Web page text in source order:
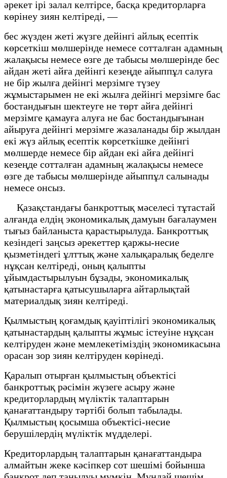
әрекет ірі залал келтірсе, басқа кредиторларға
көрінеу зиян келтіреді, —
бес жүзден жеті жүзге дейінгі айлық есептік
көрсеткіш мөлшерінде немесе сотталған адамның
жалақысы немесе өзге де табысы мөлшерінде бес
айдан жеті айға дейінгі кезеңде айыппұл салуға
не бір жылға дейінгі мерзімге түзеу
жұмыстарымен не екі жылға дейінгі мерзімге бас
бостандығын шектеуге не төрт айға дейінгі
мерзімге қамауға алуға не бас бостандығынан
айыруға дейінгі мерзімге жазаланады бір жылдан
екі жүз айлық есептік көрсеткішке дейінгі
мөлшерде немесе бір айдан екі айға дейінгі
кезеңде сотталған адамның жалақысы немесе
өзге де табысы мөлшерінде айыппұл салынады
немесе онсыз.
Қазақстандағы банкроттық мәселесі тұтастай
алғанда елдің экономикалық дамуын бағалаумен
тығыз байланыста қарастырылуда. Банкроттық
кезіндегі заңсыз әрекеттер қаржы-несие
қызметіндегі ұлттық және халықаралық беделге
нұқсан келтіреді, оның қалыпты
ұйымдастырылуын бұзады, экономикалық
қатынастарға қатысушыларға айтарлықтай
материалдық зиян келтіреді.
Қылмыстың қоғамдық қауіптілігі экономикалық
қатынастардың қалыпты жұмыс істеуіне нұқсан
келтіруден және мемлекетіміздің экономикасына
орасан зор зиян келтіруден көрінеді.
Қаралып отырған қылмыстың объектісі
банкроттық рәсімін жүзеге асыру және
кредиторлардың мүліктік талаптарын
қанағаттандыру тәртібі болып табылады.
Қылмыстың қосымша объектісі-несие
берушілердің мүліктік мүдделері.
Кредиторлардың талаптарын қанағаттандыра
алмайтын жеке кәсіпкер сот шешімі бойынша